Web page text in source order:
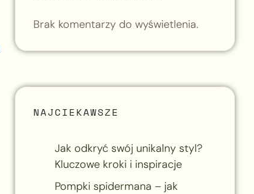
Brak komentarzy do wyświetlenia.
NAJCIEKAWSZE
Jak odkryć swój unikalny styl?
Kluczowe kroki i inspiracje
Pompki spidermana – jak